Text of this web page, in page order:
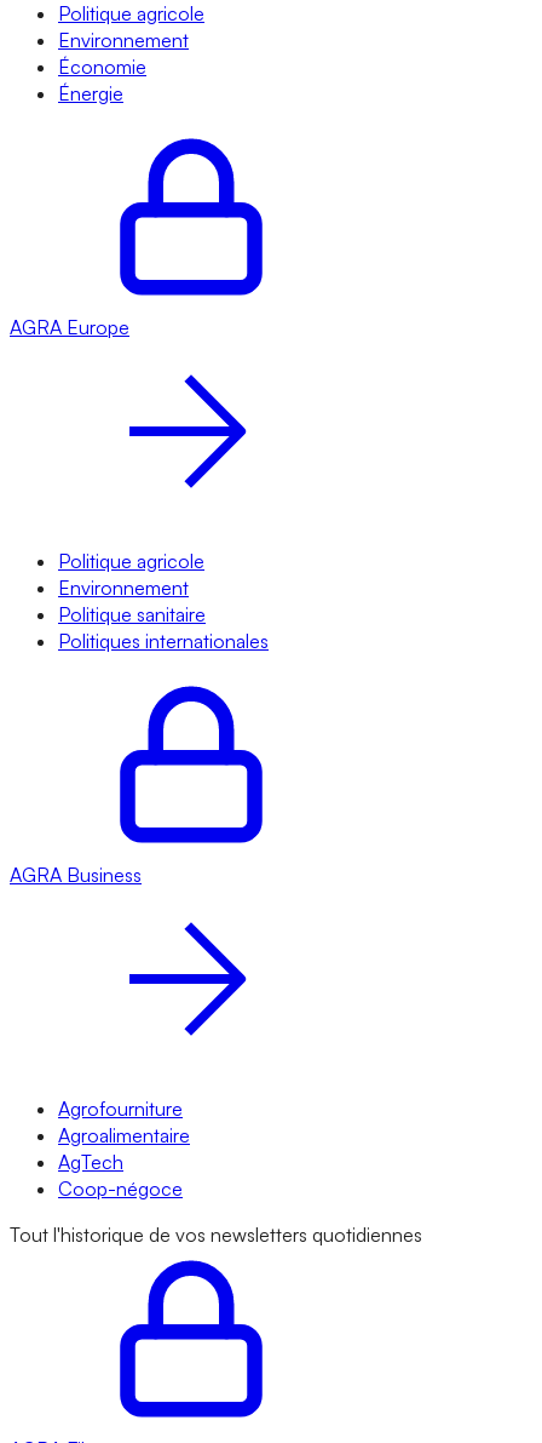
Politique agricole
Environnement
Économie
Énergie
AGRA Europe
Politique agricole
Environnement
Politique sanitaire
Politiques internationales
AGRA Business
Agrofourniture
Agroalimentaire
AgTech
Coop-négoce
Tout l'historique de vos newsletters quotidiennes